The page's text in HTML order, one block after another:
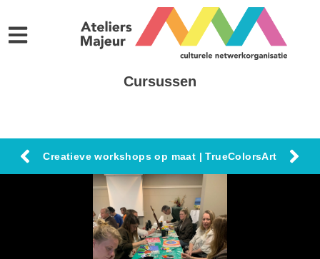
Cursussen
Creatieve workshops op maat | TrueColorsArt